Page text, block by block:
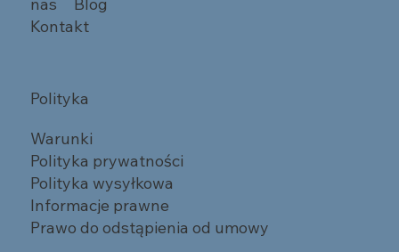
Kontakt
Polityka
Warunki
Polityka prywatności
Polityka wysyłkowa
Informacje prawne
Prawo do odstąpienia od umowy